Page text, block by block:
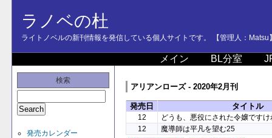
ラノベの杜
ライトノベルの新刊情報を発信している個人サイトです。 【管理人：Matsu
メイン BL分室
検索
発売カレンダー
アリアンローズ - 2020年2月刊
発売日 タイトル
12
どうも、悪役にされた令嬢です
12
魔導師は平凡を望む25